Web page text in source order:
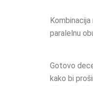
paralelnu
Gotovo
kako bi